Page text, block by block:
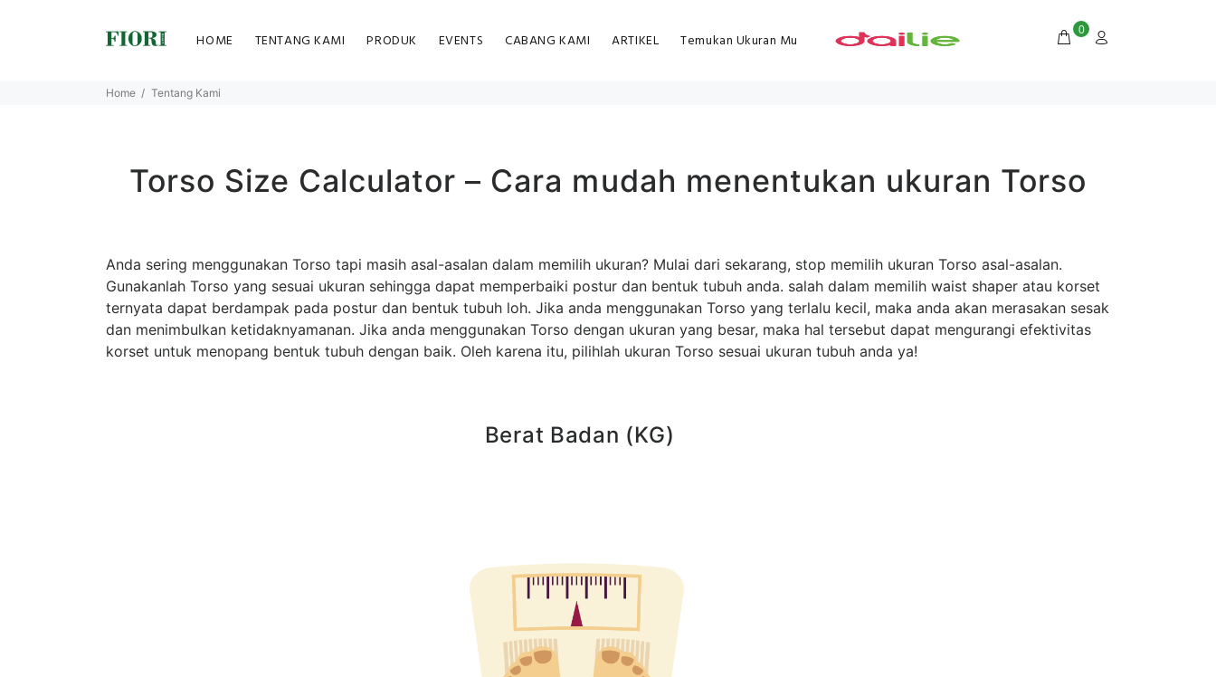
HOME TENTANG KAMI PRODUK EVENTS CABANG KAMI ARTIKEL Temukan Ukuran Mu
0
Home Tentang Kami
Torso Size Calculator – Cara mudah menentukan ukuran Torso
Anda sering menggunakan Torso tapi masih asal-asalan dalam memilih ukuran? Mulai dari sekarang, stop memilih ukuran Torso asal-asalan.
Gunakanlah Torso yang sesuai ukuran sehingga dapat memperbaiki postur dan bentuk tubuh anda. salah dalam memilih waist shaper atau korset
ternyata dapat berdampak pada postur dan bentuk tubuh loh. Jika anda menggunakan Torso yang terlalu kecil, maka anda akan merasakan sesak
dan menimbulkan ketidaknyamanan. Jika anda menggunakan Torso dengan ukuran yang besar, maka hal tersebut dapat mengurangi efektivitas
korset untuk menopang bentuk tubuh dengan baik. Oleh karena itu, pilihlah ukuran Torso sesuai ukuran tubuh anda ya!
Berat Badan (KG)